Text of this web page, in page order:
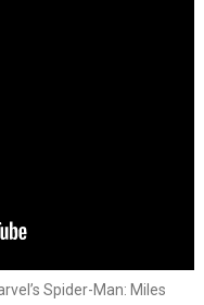
Spider-Man: Miles